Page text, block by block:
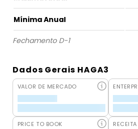
Mínima Anual
Fechamento D-1
Dados Gerais HAGA3
VALOR DE MERCADO
PRICE TO BOOK